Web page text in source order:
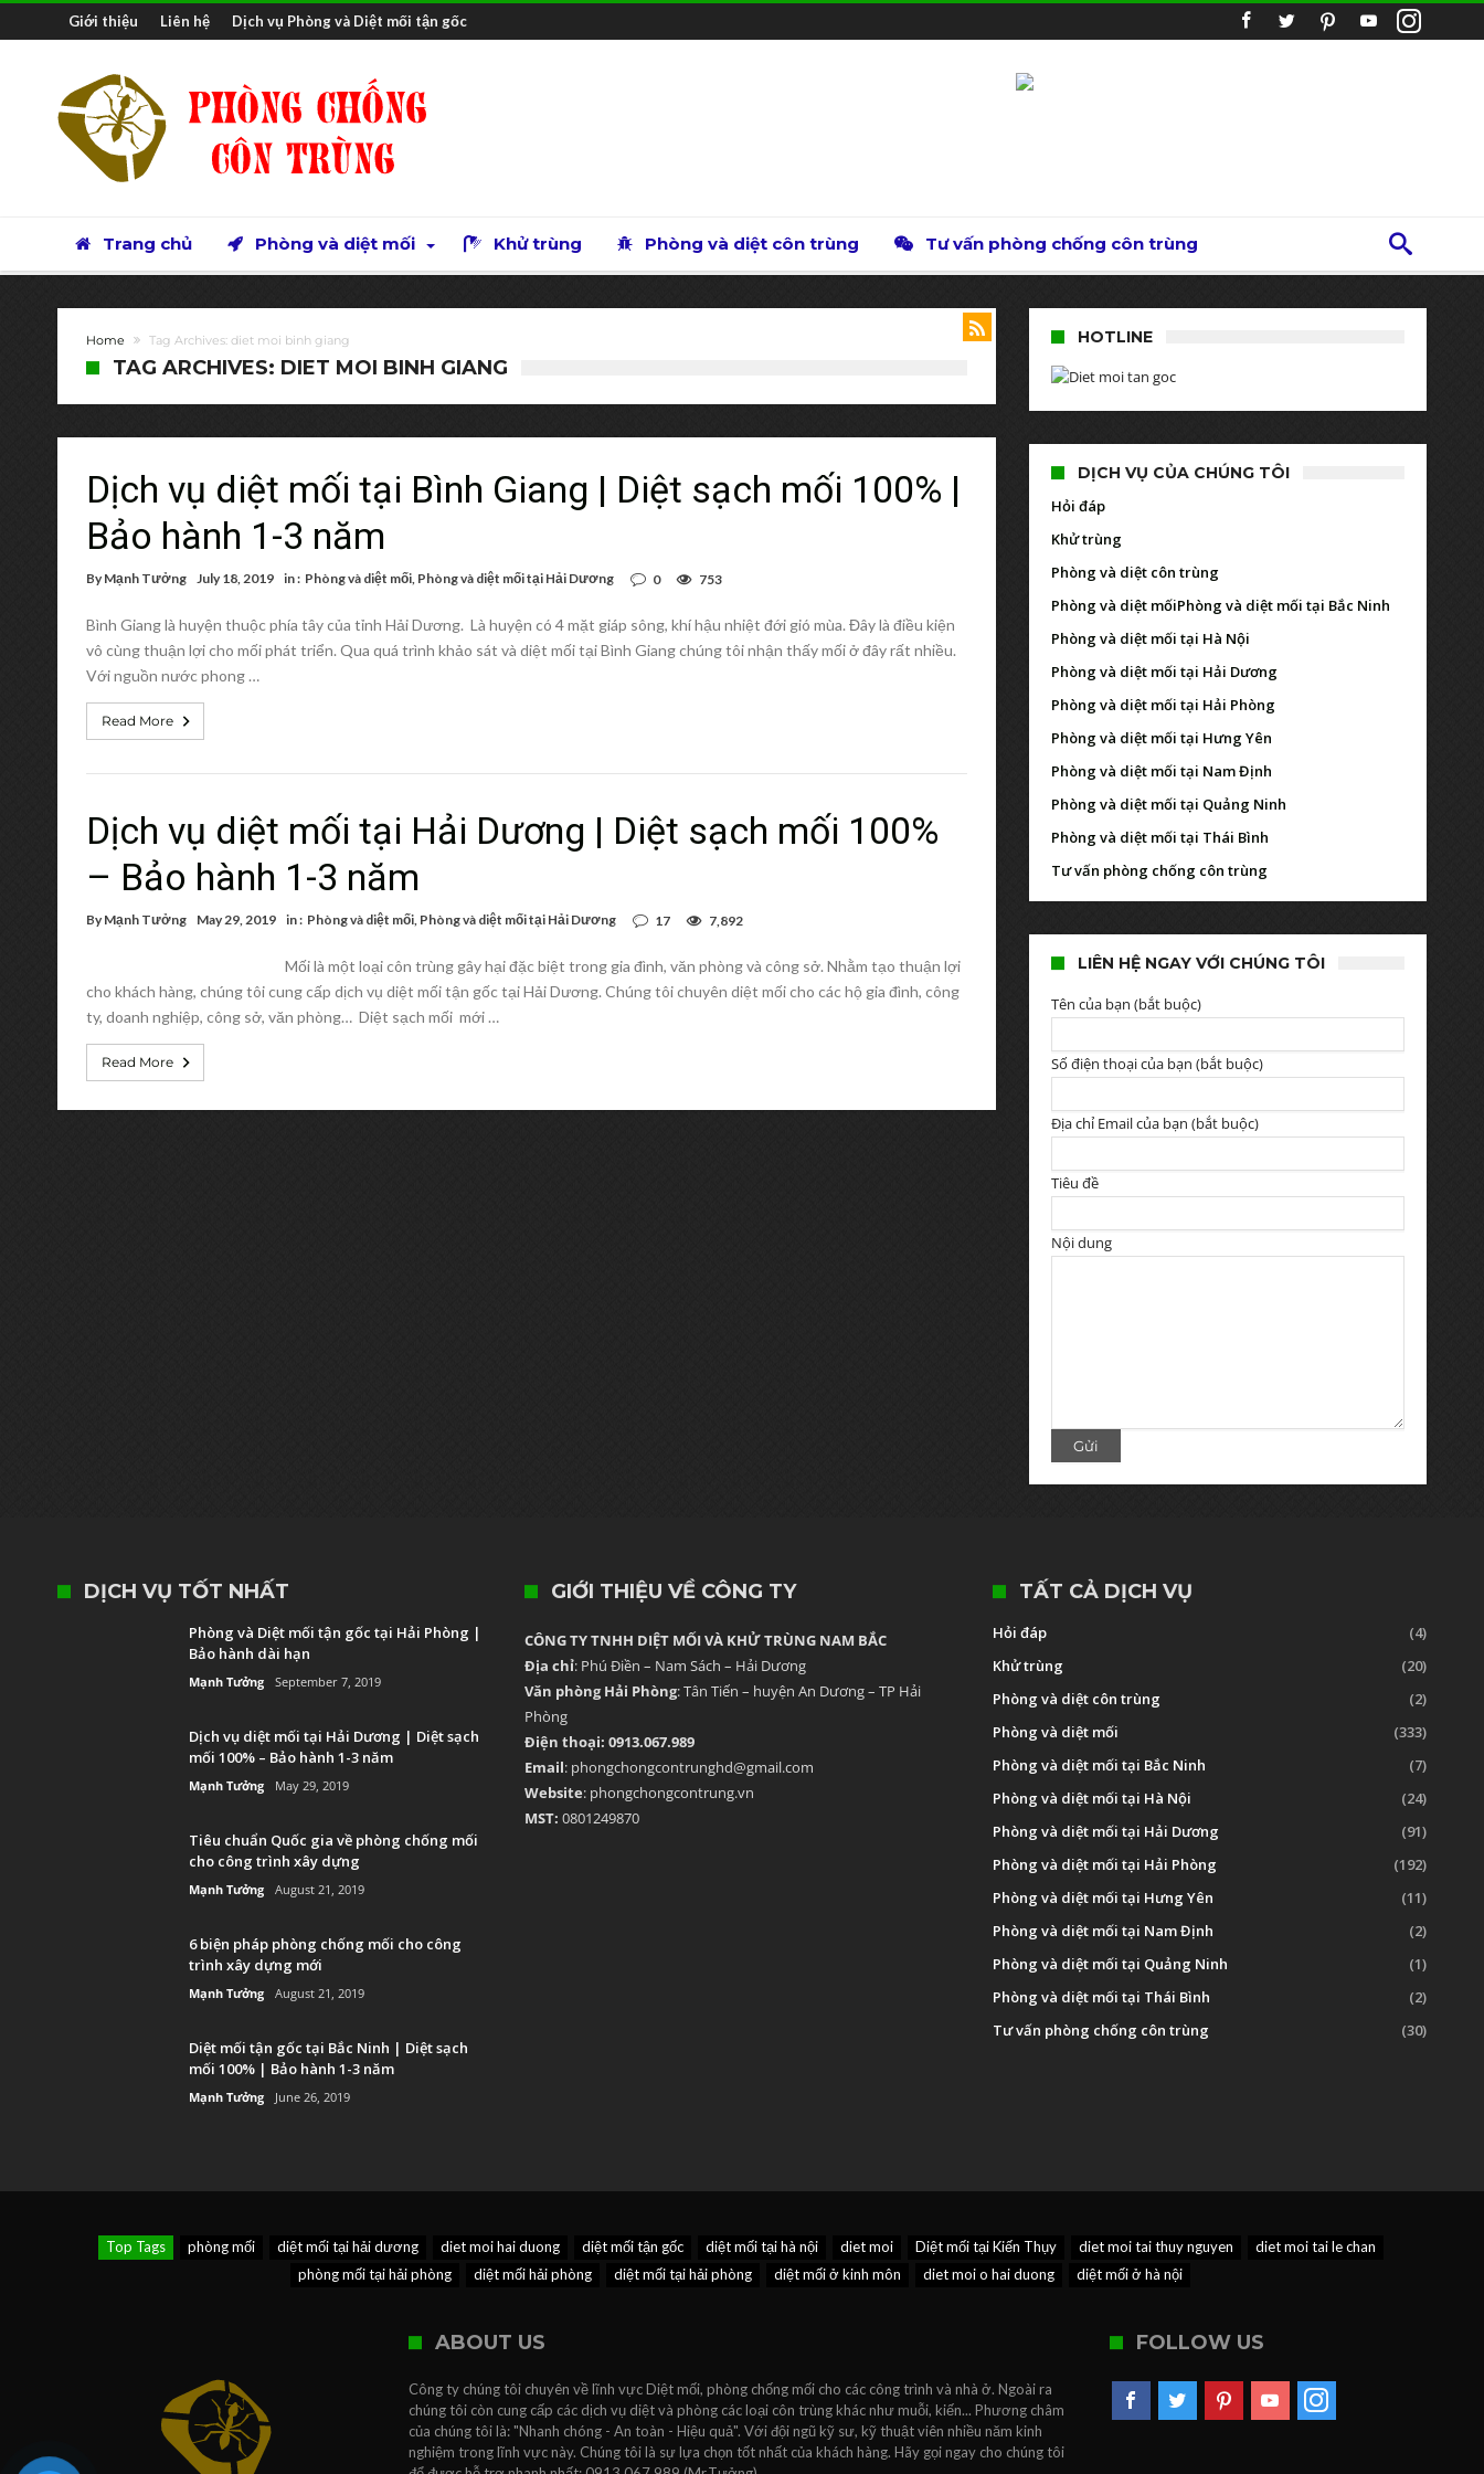
Giới thiệu Liên hệ Dịch vụ Phòng và Diệt mối tận gốc
Trang chủ Phòng và diệt mối Khử trùng Phòng và diệt côn trùng Tư vấn phòng chống côn trùng
Home Tag Archives: diet moi binh giang
TAG ARCHIVES: DIET MOI BINH GIANG
Dịch vụ diệt mối tại Bình Giang | Diệt sạch mối 100% |
Bảo hành 1-3 năm
By Mạnh Tưởng July 18, 2019 in : Phòng và diệt mối, Phòng và diệt mối tại Hải Dương 0 753
Bình Giang là huyện thuộc phía tây của tỉnh Hải Dương. Là huyện có 4 mặt giáp sông, khí hậu nhiệt đới gió mùa. Đây là điều kiện
vô cùng thuận lợi cho mối phát triển. Qua quá trình khảo sát và diệt mối tại Bình Giang chúng tôi nhận thấy mối ở đây rất nhiều.
Với nguồn nước phong …
Read More
Dịch vụ diệt mối tại Hải Dương | Diệt sạch mối 100%
– Bảo hành 1-3 năm
By Mạnh Tưởng May 29, 2019 in : Phòng và diệt mối, Phòng và diệt mối tại Hải Dương 17 7,892
Mối là một loại côn trùng gây hại đặc biệt trong gia đình, văn phòng và công sở. Nhằm tạo thuận lợi
cho khách hàng, chúng tôi cung cấp dịch vụ diệt mối tận gốc tại Hải Dương. Chúng tôi chuyên diệt mối cho các hộ gia đình, công
ty, doanh nghiệp, công sở, văn phòng… Diệt sạch mối mới …
Read More
HOTLINE
DỊCH VỤ CỦA CHÚNG TÔI
Hỏi đáp
Khử trùng
Phòng và diệt côn trùng
Phòng và diệt mốiPhòng và diệt mối tại Bắc Ninh
Phòng và diệt mối tại Hà Nội
Phòng và diệt mối tại Hải Dương
Phòng và diệt mối tại Hải Phòng
Phòng và diệt mối tại Hưng Yên
Phòng và diệt mối tại Nam Định
Phòng và diệt mối tại Quảng Ninh
Phòng và diệt mối tại Thái Bình
Tư vấn phòng chống côn trùng
LIÊN HỆ NGAY VỚI CHÚNG TÔI
Tên của bạn (bắt buộc)
Số điện thoại của bạn (bắt buộc)
Địa chỉ Email của bạn (bắt buộc)
Tiêu đề
Nội dung
DỊCH VỤ TỐT NHẤT
Phòng và Diệt mối tận gốc tại Hải Phòng |
Bảo hành dài hạn
Mạnh Tưởng September 7, 2019
Dịch vụ diệt mối tại Hải Dương | Diệt sạch
mối 100% – Bảo hành 1-3 năm
Mạnh Tưởng May 29, 2019
Tiêu chuẩn Quốc gia về phòng chống mối
cho công trình xây dựng
Mạnh Tưởng August 21, 2019
6 biện pháp phòng chống mối cho công
trình xây dựng mới
Mạnh Tưởng August 21, 2019
Diệt mối tận gốc tại Bắc Ninh | Diệt sạch
mối 100% | Bảo hành 1-3 năm
Mạnh Tưởng June 26, 2019
GIỚI THIỆU VỀ CÔNG TY
CÔNG TY TNHH DIỆT MỐI VÀ KHỬ TRÙNG NAM BẮC
Địa chỉ: Phú Điền – Nam Sách – Hải Dương
Văn phòng Hải Phòng: Tân Tiến – huyện An Dương – TP Hải
Phòng
Điện thoại: 0913.067.989
Email: phongchongcontrunghd@gmail.com
Website: phongchongcontrung.vn
MST: 0801249870
TẤT CẢ DỊCH VỤ
Hỏi đáp
(4)
Khử trùng
(20)
Phòng và diệt côn trùng
(2)
Phòng và diệt mối
(333)
Phòng và diệt mối tại Bắc Ninh
(7)
Phòng và diệt mối tại Hà Nội
(24)
Phòng và diệt mối tại Hải Dương
(91)
Phòng và diệt mối tại Hải Phòng
(192)
Phòng và diệt mối tại Hưng Yên
(11)
Phòng và diệt mối tại Nam Định
(2)
Phòng và diệt mối tại Quảng Ninh
(1)
Phòng và diệt mối tại Thái Bình
(2)
Tư vấn phòng chống côn trùng
(30)
Top Tags phòng mối diệt mối tại hải dương diet moi hai duong diệt mối tận gốc diệt mối tại hà nội diet moi Diệt mối tại Kiến Thụy diet moi tai thuy nguyen
diet moi tai le chan
phòng mối tại hải phòng
diệt mối hải phòng diệt mối tại hải phòng diệt mối ở kinh môn diet moi o hai duong diệt mối ở hà nội
ABOUT US
Công ty chúng tôi chuyên về lĩnh vực Diệt mối, phòng chống mối cho các công trình và nhà ở. Ngoài ra
chúng tôi còn cung cấp các dịch vụ diệt và phòng các loại côn trùng khác như muỗi, kiến... Phương châm
của chúng tôi là: "Nhanh chóng - An toàn - Hiệu quả". Với đội ngũ kỹ sư, kỹ thuật viên nhiều năm kinh
nghiệm trong lĩnh vực này. Chúng tôi là sự lựa chọn tốt nhất của khách hàng. Hãy gọi ngay cho chúng tôi
FOLLOW US